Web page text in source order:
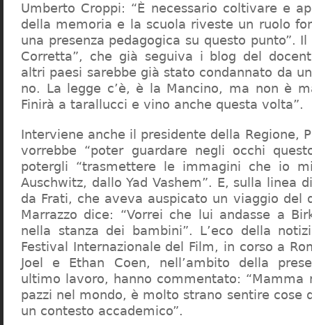
Umberto Croppi: “È necessario coltivare e
della memoria e la scuola riveste un ruolo
una presenza pedagogica su questo punto”.
Corretta”, che già seguiva i blog del
altri paesi sarebbe già stato condannato da
no. La legge c’è, è la Mancino, ma non è
Finirà a tarallucci e vino anche questa volta”.
Interviene anche il presidente della Regione,
vorrebbe “poter guardare negli occhi
potergli “trasmettere le immagini che io
Auschwitz, dallo Yad Vashem”. E, sulla linea
da Frati, che aveva auspicato un viaggio del
Marrazzo dice: “Vorrei che lui andasse a
nella stanza dei bambini”. L’eco della
Festival Internazionale del Film, in corso a
Joel e Ethan Coen, nell’ambito della
ultimo lavoro, hanno commentato: “Mamma
pazzi nel mondo, è molto strano sentire cose
un contesto accademico”.